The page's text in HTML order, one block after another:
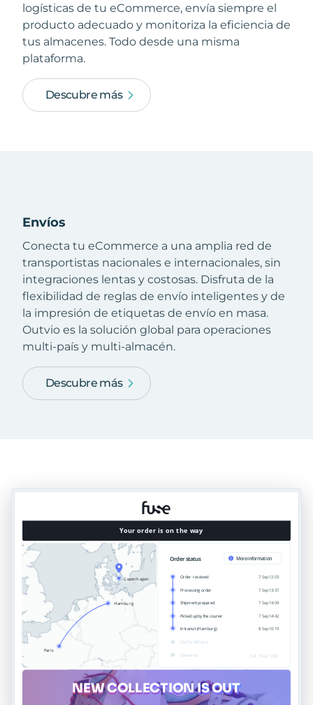
logísticas de tu eCommerce, envía siempre el
producto adecuado y monitoriza la eficiencia de
tus almacenes. Todo desde una misma
plataforma.
Descubre más
Envíos
Conecta tu eCommerce a una amplia red de
transportistas nacionales e internacionales, sin
integraciones lentas y costosas. Disfruta de la
flexibilidad de reglas de envío inteligentes y de
la impresión de etiquetas de envío en masa.
Outvio es la solución global para operaciones
multi-país y multi-almacén.
Descubre más